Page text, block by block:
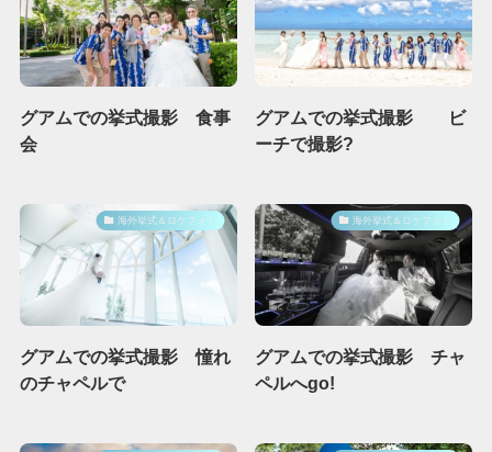
グアムでの挙式撮影 食事
会
グアムでの挙式撮影 ビ
ーチで撮影?
海外挙式＆ロケフォト
グアムでの挙式撮影 憧れ
のチャペルで
海外挙式＆ロケフォト
グアムでの挙式撮影 チャ
ペルへgo!